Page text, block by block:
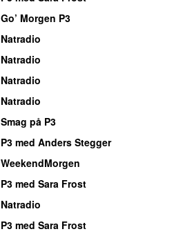
Go’ Morgen P3
Natradio
Natradio
Natradio
Natradio
Smag på P3
P3 med Anders Stegger
WeekendMorgen
P3 med Sara Frost
Natradio
P3 med Sara Frost